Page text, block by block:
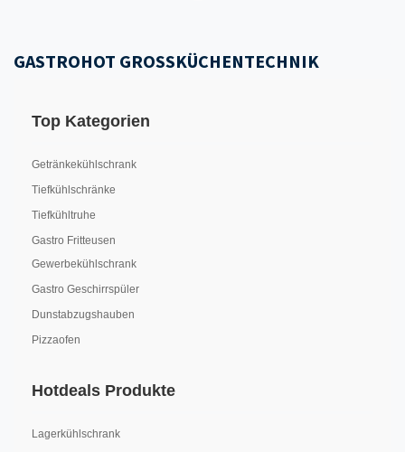
GASTROHOT GROSSKÜCHENTECHNIK
Top Kategorien
Getränkekühlschrank
Tiefkühlschränke
Tiefkühltruhe
Gastro Fritteusen
Gewerbekühlschrank
Gastro Geschirrspüler
Dunstabzugshauben
Pizzaofen
Hotdeals Produkte
Lagerkühlschrank